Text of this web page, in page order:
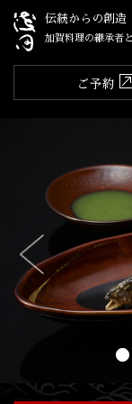
伝統からの創造
加賀料理の継承者
ご予約